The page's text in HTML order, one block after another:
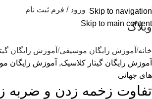
Skip to navigation
Skip to main content
ورود / فرم ثبت نام
وبلاگ
خانه آموزش رایگان موسیقی آموزش رایگان
آموزش رایگان گیتار کلاسیک, آموزش رایگان
های جهانی
تفاوت زخمه زدن و ضربه